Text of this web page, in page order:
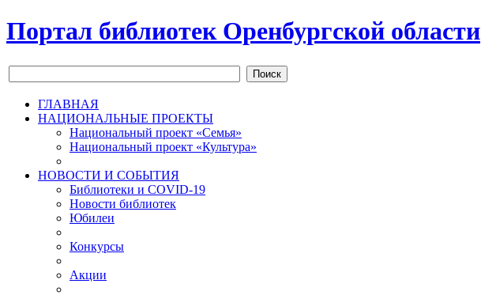
Портал библиотек Оренбургской области
Поиск
ГЛАВНАЯ
НАЦИОНАЛЬНЫЕ ПРОЕКТЫ
Национальный проект «Семья»
Национальный проект «Культура»
НОВОСТИ И СОБЫТИЯ
Библиотеки и COVID-19
Новости библиотек
Юбилеи
Конкурсы
Акции